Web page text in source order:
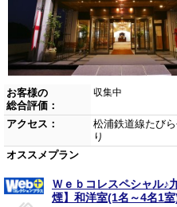
お客様の
総合評価：
収集中
アクセス：
松浦鉄道線たび
り
オススメプラン
Ｗｅｂコレスペシャル
煙】和洋室(1名～4名1室